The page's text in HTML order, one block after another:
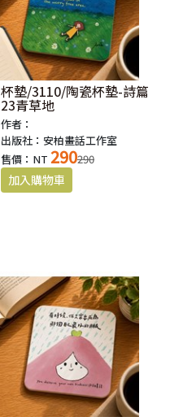
杯墊/3110/陶瓷杯墊-詩篇
23青草地
作者：
出版社：安柏畫話工作室
售價：NT 290290